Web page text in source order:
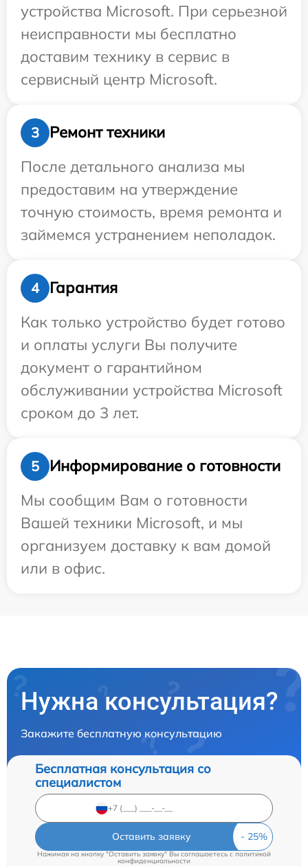
устройства Microsoft. При серьезной
неисправности мы бесплатно
доставим технику в сервис в
сервисный центр Microsoft.
3
Ремонт техники
После детального анализа мы
предоставим на утверждение
точную стоимость, время ремонта и
займемся устранением неполадок.
4
Гарантия
Как только устройство будет готово
и оплаты услуги Вы получите
документ о гарантийном
обслуживании устройства Microsoft
сроком до 3 лет.
5
Информирование о готовности
Мы сообщим Вам о готовности
Вашей техники Microsoft, и мы
организуем доставку к вам домой
или в офис.
Нужна консультация?
Закажите бесплатную консультацию
Бесплатная консультация со
специалистом
Оставить заявку
Нажимая на кнопку "Оставить заявку" Вы соглашаетесь cполитикой
конфиденциальности